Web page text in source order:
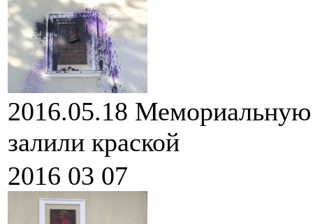
2016.05.18 Мемориальную
залили краской
2016 03 07